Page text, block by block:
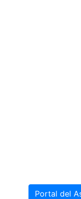
Portal del